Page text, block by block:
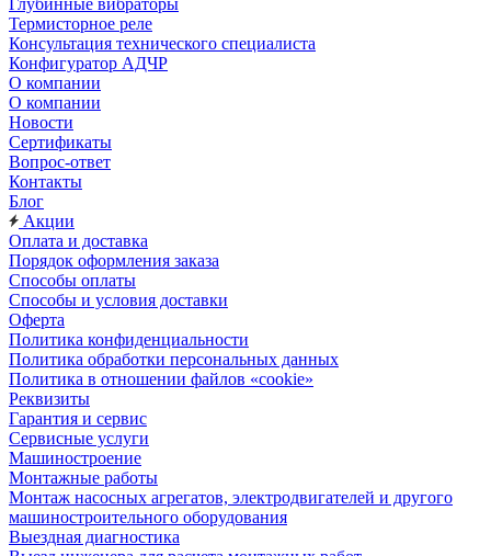
Глубинные вибраторы
Термисторное реле
Консультация технического специалиста
Конфигуратор АДЧР
О компании
О компании
Новости
Сертификаты
Вопрос-ответ
Контакты
Блог
Акции
Оплата и доставка
Порядок оформления заказа
Способы оплаты
Способы и условия доставки
Оферта
Политика конфиденциальности
Политика обработки персональных данных
Политика в отношении файлов «cookie»
Реквизиты
Гарантия и сервис
Сервисные услуги
Машиностроение
Монтажные работы
Монтаж насосных агрегатов, электродвигателей и другого
машиностроительного оборудования
Выездная диагностика